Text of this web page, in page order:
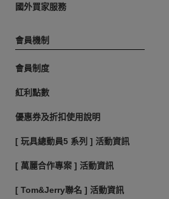
國外買家服務
會員機制
會員制度
紅利點數
優惠券及折扣使用說明
[ 玩具總動員5 系列 ] 活動資訊
[ 萬麗合作專案 ] 活動資訊
[ Tom&Jerry聯名 ] 活動資訊